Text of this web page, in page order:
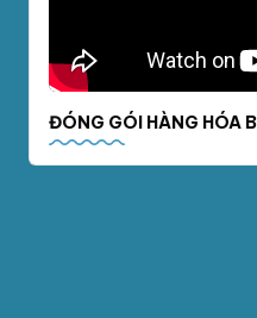
ĐÓNG GÓI HÀNG HÓA